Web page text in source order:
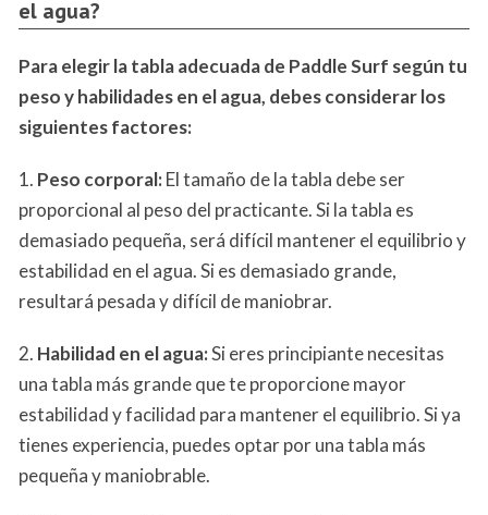
el agua?
Para elegir la tabla adecuada de Paddle Surf según tu
peso y habilidades en el agua, debes considerar los
siguientes factores:
1. Peso corporal:El tamaño de la tabla debe ser
proporcional al peso del practicante. Si la tabla es
demasiado pequeña, será difícil mantener el equilibrio y
estabilidad en el agua. Si es demasiado grande,
resultará pesada y difícil de maniobrar.
2. Habilidad en el agua:Si eres principiante necesitas
una tabla más grande que te proporcione mayor
estabilidad y facilidad para mantener el equilibrio. Si ya
tienes experiencia, puedes optar por una tabla más
pequeña y maniobrable.